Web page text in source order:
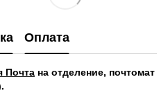
Оплата
Почта на отделение, почтомат